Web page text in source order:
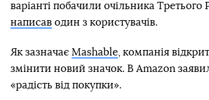
варіанті побачили очільника
написав один з користувачів.
Як зазначає Mashable , компанія
змінити новий значок. В Amazon
«радість від покупки».